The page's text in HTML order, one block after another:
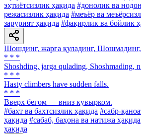
эҳтиётсизлик ҳақида #донолик ва
режасизлик ҳақида #меъёр ва
зарурият ҳақида #фақирлик ва бойлик
Шошдинг, жарга қуладинг, Шошмадинг,
* * *
Shoshding, jarga qulading, Shoshmading,
* * *
Hasty climbers have sudden falls.
* * *
Вверх бегом — вниз кувырком.
#бахт ва бахтсизлик ҳақида #сабр-
ҳақида #сабаб, баҳона ва натижа ҳақида
ҳақида